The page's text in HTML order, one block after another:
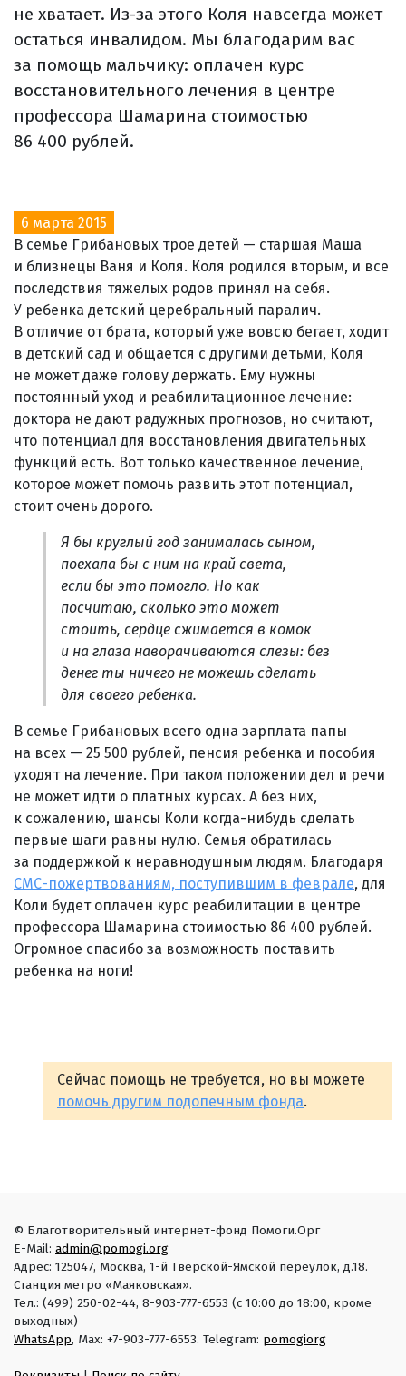
не хватает. Из-за этого Коля навсегда может
остаться инвалидом. Мы благодарим вас
за помощь мальчику: оплачен курс
восстановительного лечения в центре
профессора Шамарина стоимостью
86 400 рублей.
6 марта 2015
В семье Грибановых трое детей — старшая Маша
и близнецы Ваня и Коля. Коля родился вторым, и все
последствия тяжелых родов принял на себя.
У ребенка детский церебральный паралич.
В отличие от брата, который уже вовсю бегает, ходит
в детский сад и общается с другими детьми, Коля
не может даже голову держать. Ему нужны
постоянный уход и реабилитационное лечение:
доктора не дают радужных прогнозов, но считают,
что потенциал для восстановления двигательных
функций есть. Вот только качественное лечение,
которое может помочь развить этот потенциал,
стоит очень дорого.
Я бы круглый год занималась сыном,
поехала бы с ним на край света,
если бы это помогло. Но как
посчитаю, сколько это может
стоить, сердце сжимается в комок
и на глаза наворачиваются слезы: без
денег ты ничего не можешь сделать
для своего ребенка.
В семье Грибановых всего одна зарплата папы
на всех — 25 500 рублей, пенсия ребенка и пособия
уходят на лечение. При таком положении дел и речи
не может идти о платных курсах. А без них,
к сожалению, шансы Коли когда-нибудь сделать
первые шаги равны нулю. Семья обратилась
за поддержкой к неравнодушным людям. Благодаря
СМС-пожертвованиям, поступившим в феврале, для
Коли будет оплачен курс реабилитации в центре
профессора Шамарина стоимостью 86 400 рублей.
Огромное спасибо за возможность поставить
ребенка на ноги!
Сейчас помощь не требуется, но вы можете
помочь другим подопечным фонда.
© Благотворительный интернет-фонд Помоги.Орг
E-Mail: admin@pomogi.org
Адрес: 125047, Москва, 1-й Тверской-Ямской переулок, д.18.
Станция метро «Маяковская».
Тел.: (499) 250-02-44, 8-903-777-6553 (с 10:00 до 18:00, кроме
выходных)
WhatsApp, Max: +7-903-777-6553. Telegram: pomogiorg